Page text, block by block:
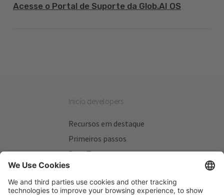
Acesse o Portal de Suporte da Glob.AI OS
Inicio developers
Recursos em destaque
Primeiros passos
Beta Testers
Meus Planos